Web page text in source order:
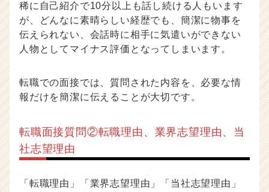
稀に自己紹介で10分以上も話し続ける人もいます
が、どんなに素晴らしい経歴でも、簡潔に物事を
伝えられない、会話時に相手に気遣いができない
人物としてマイナス評価となってしまいます。
転職での面接では、質問された内容を、必要な情
報だけを簡潔に伝えることが大切です。
転職面接質問②転職理由、業界志望理由、当
社志望理由
「転職理由」「業界志望理由」「当社志望理由」